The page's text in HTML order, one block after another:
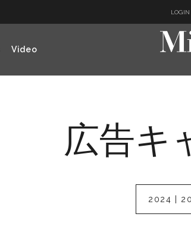
LOGIN
Video
広告キ
2024 |